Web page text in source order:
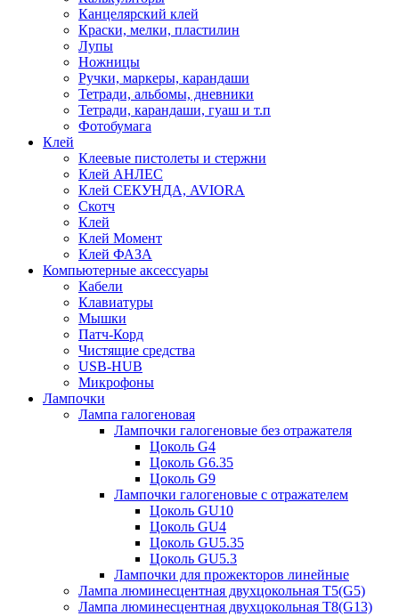
Канцелярский клей
Краски, мелки, пластилин
Лупы
Ножницы
Ручки, маркеры, карандаши
Тетради, альбомы, дневники
Тетради, карандаши, гуаш и т.п
Фотобумага
Клей
Клеевые пистолеты и стержни
Клей АНЛЕС
Клей СЕКУНДА, AVIORA
Скотч
Клей
Клей Момент
Клей ФАЗА
Компьютерные аксессуары
Кабели
Клавиатуры
Мышки
Патч-Корд
Чистящие средства
USB-HUB
Микрофоны
Лампочки
Лампа галогеновая
Лампочки галогеновые без отражателя
Цоколь G4
Цоколь G6.35
Цоколь G9
Лампочки галогеновые с отражателем
Цоколь GU10
Цоколь GU4
Цоколь GU5.35
Цоколь GU5.3
Лампочки для прожекторов линейные
Лампа люминесцентная двухцокольная Т5(G5)
Лампа люминесцентная двухцокольная Т8(G13)